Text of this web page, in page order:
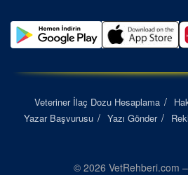
Veteriner İlaç Dozu Hesaplama
Yazar Başvurusu
Yazı Gönder
© 2026 VetRehberi.com